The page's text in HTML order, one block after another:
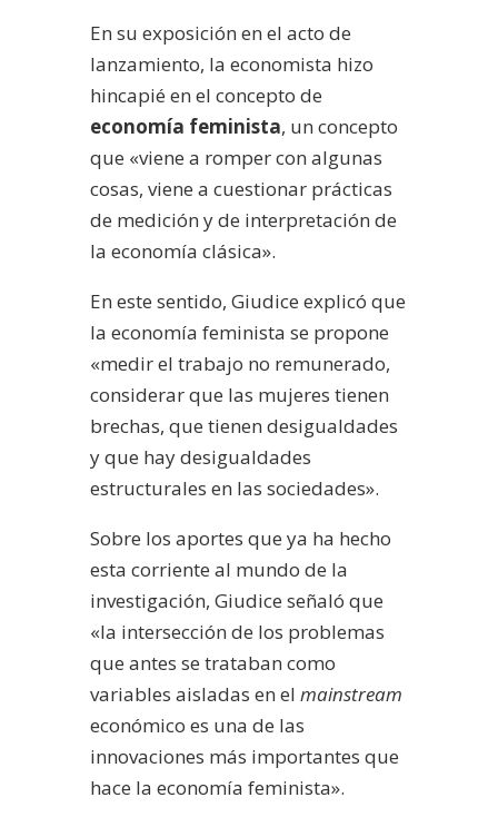
En su exposición en el acto de
lanzamiento, la economista hizo
hincapié en el concepto de
economía feminista, un concepto
que «viene a romper con algunas
cosas, viene a cuestionar prácticas
de medición y de interpretación de
la economía clásica».
En este sentido, Giudice explicó que
la economía feminista se propone
«medir el trabajo no remunerado,
considerar que las mujeres tienen
brechas, que tienen desigualdades
y que hay desigualdades
estructurales en las sociedades».
Sobre los aportes que ya ha hecho
esta corriente al mundo de la
investigación, Giudice señaló que
«la intersección de los problemas
que antes se trataban como
variables aisladas en el mainstream
económico es una de las
innovaciones más importantes que
hace la economía feminista».